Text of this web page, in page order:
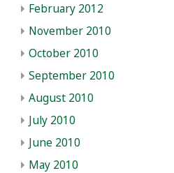
February 2012
November 2010
October 2010
September 2010
August 2010
July 2010
June 2010
May 2010